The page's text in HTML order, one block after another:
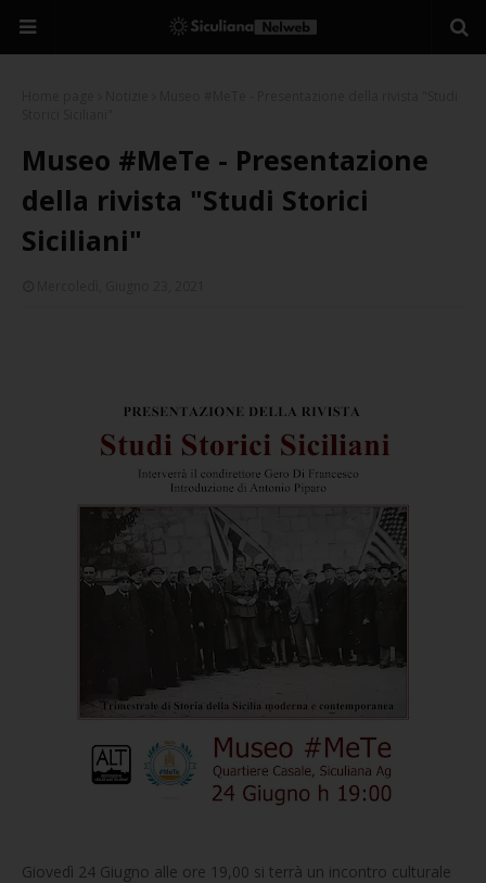
Museo #MeTe - Presentazione
della rivista "Studi Storici
Siciliani"
Giovedì 24 Giugno alle ore 19,00 si terrà un incontro culturale